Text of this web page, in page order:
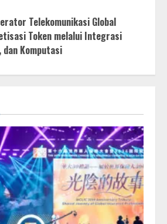
Telekomunikasi Global
Token melalui Integrasi
dan Komputasi